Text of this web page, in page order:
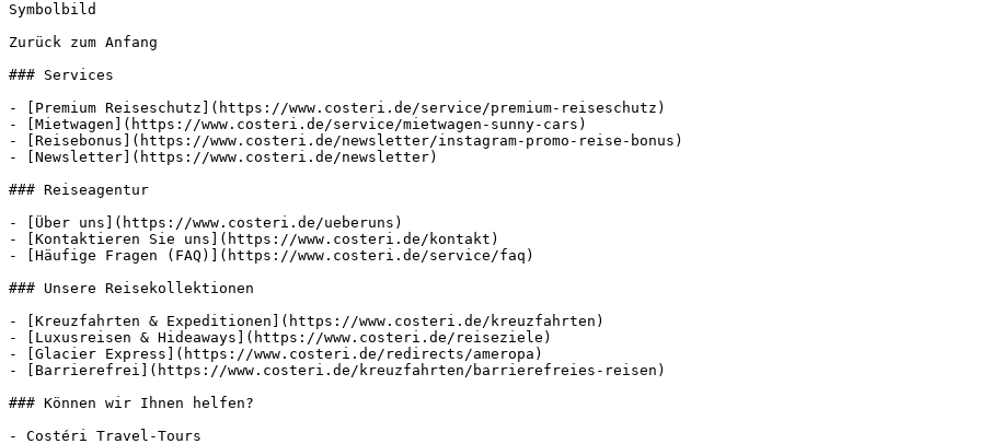
Symbolbild
Zurück zum Anfang
### Services
- [Premium Reiseschutz](https://www.costeri.de/service/premium-reiseschutz)
- [Mietwagen](https://www.costeri.de/service/mietwagen-sunny-cars)
- [Reisebonus](https://www.costeri.de/newsletter/instagram-promo-reise-bonus)
- [Newsletter](https://www.costeri.de/newsletter)
### Reiseagentur
- [Über uns](https://www.costeri.de/ueberuns)
- [Kontaktieren Sie uns](https://www.costeri.de/kontakt)
- [Häufige Fragen (FAQ)](https://www.costeri.de/service/faq)
### Unsere Reisekollektionen
- [Kreuzfahrten & Expeditionen](https://www.costeri.de/kreuzfahrten)
- [Luxusreisen & Hideaways](https://www.costeri.de/reiseziele)
- [Glacier Express](https://www.costeri.de/redirects/ameropa)
- [Barrierefrei](https://www.costeri.de/kreuzfahrten/barrierefreies-reisen)
### Können wir Ihnen helfen?
- Costéri Travel-Tours